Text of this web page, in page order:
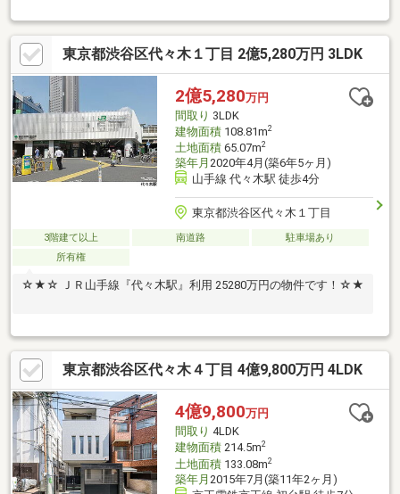
タイプの間取り！
東京都渋谷区代々木１丁目 2億5,280万円 3LDK
2億5,280万円
間取り 3LDK
建物面積108.81m2
土地面積65.07m2
築年月 2020年4月(築6年5ヶ月)
山手線 代々木駅 徒歩4分
東京都渋谷区代々木１丁目
3階建て以上 南道路
駐車場あり
所有権
☆★☆ ＪＲ山手線『代々木駅』利用 25280万円の物件です！☆★
東京都渋谷区代々木４丁目 4億9,800万円 4LDK
4億9,800万円
間取り 4LDK
建物面積214.5m2
土地面積133.08m2
築年月 2015年7月(築11年2ヶ月)